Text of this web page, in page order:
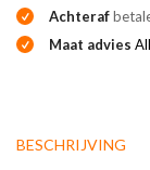
Achteraf
Maat advies
BESCHRIJVING